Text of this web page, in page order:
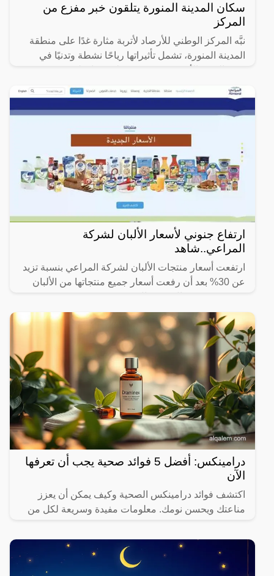
سكان المدينة المنورة يتلقون خبر مفزع من
المركز
نبَّه المركز الوطني للأرصاد لأتربة مثارة غدًا على منطقة
المدينة المنورة، تشمل تأثيراتها رياحًا نشطة وتدنيًا في
ارتفاع جنوني لأسعار الألبان لشركة
المراعي..شاهد
ارتفعت أسعار منتجات الألبان لشركة المراعي بنسبة تزيد
عن 30% بعد أن رفعت أسعار جميع منتجاتها من الألبان
درامينكس: أفضل 5 فوائد صحية يجب أن تعرفها
الآن
اكتشف فوائد درامينكس الصحية وكيف يمكن أن يعزز
مناعتك ويحسن نومك. معلومات مفيدة وسريعة لكل من